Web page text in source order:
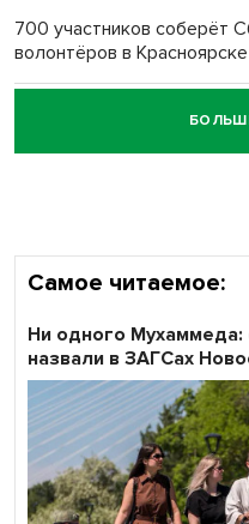
700 участников соберёт
волонтёров в Красноярске
Честный выбор:
объективность
Самое читаемое:
Ни одного
назвали в ЗАГСах